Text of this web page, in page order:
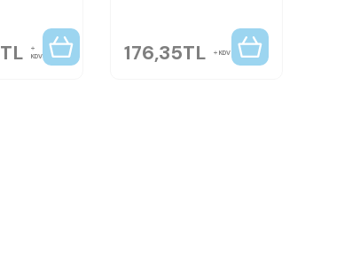
TL KDV 176,35TL KDV